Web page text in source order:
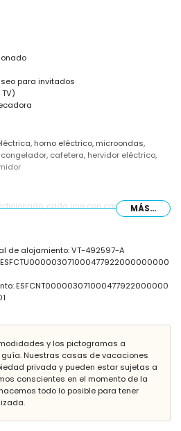
para invitados
horno eléctrico, microondas,
cafetera, hervidor eléctrico,
cada uno con cama tamaño
bañera con combinación de
lavabo individual, ducha y WC
y 2m de profundidad
de jardín con tumbonas
zona de comedor al aire libre
(a menos de 5 kilómetros de la villa)
MÁS...
de alojamiento: VT-492597-A
ESFCNT000003071000477922000000
y los pictogramas a
Nuestras casas de vacaciones
privada y pueden estar sujetas a
conscientes en el momento de la
todo lo posible para tener